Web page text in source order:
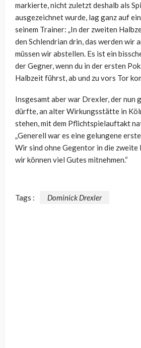
markierte, nicht zuletzt deshalb als
ausgezeichnet wurde, lag ganz auf
seinem Trainer: „In der zweiten
den Schlendrian drin, das werden wir
müssen wir abstellen. Es ist ein
der Gegner, wenn du in der ersten
Halbzeit führst, ab und zu vors Tor
Insgesamt aber war Drexler, der nun
dürfte, an alter Wirkungsstätte in
stehen, mit dem Pflichtspielauftakt
„Generell war es eine gelungene
Wir sind ohne Gegentor in die zweite
wir können viel Gutes mitnehmen.“
Tags : Dominick Drexler